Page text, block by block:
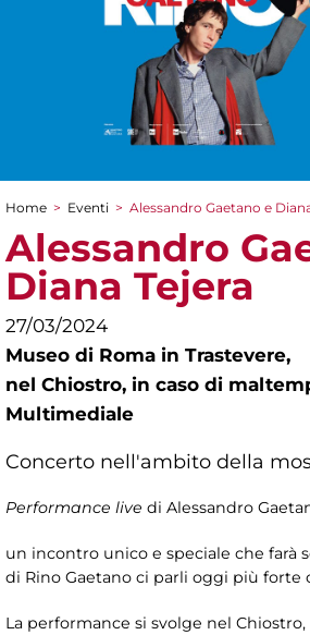
Tu sei qui
Home > Eventi > Alessandro Gaetano e
Alessandro
Diana Tejera
27/03/2024
Museo di Roma in Trastevere,
nel Chiostro, in caso di
Multimediale
Concerto nell'ambito della
Performance live di Alessandro
un incontro unico e speciale che farà
di Rino Gaetano ci parli oggi più forte
La performance si svolge nel